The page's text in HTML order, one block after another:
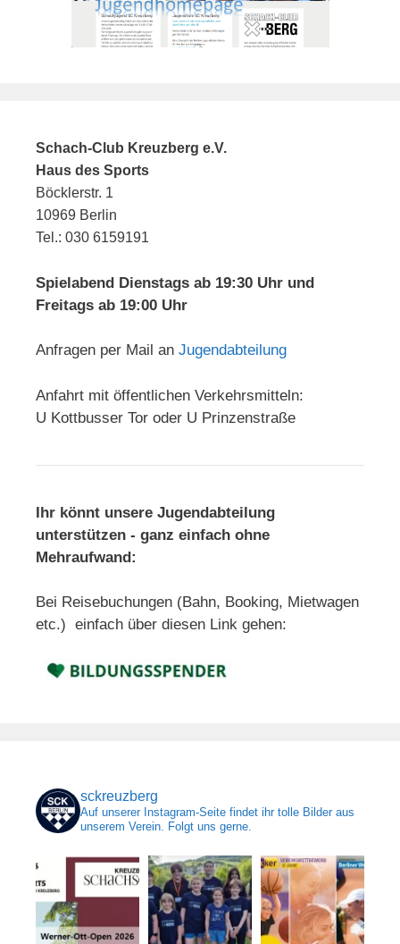
Schach-Club Kreuzberg e.V.
Haus des Sports
Böcklerstr. 1
10969 Berlin
Tel.: 030 6159191
Spielabend Dienstags ab 19:30 Uhr und
Freitags ab 19:00 Uhr
Anfragen per Mail an Jugendabteilung
Anfahrt mit öffentlichen Verkehrsmitteln:
U Kottbusser Tor oder U Prinzenstraße
Ihr könnt unsere Jugendabteilung
unterstützen - ganz einfach ohne
Mehraufwand:
Bei Reisebuchungen (Bahn, Booking, Mietwagen
etc.) einfach über diesen Link gehen:
sckreuzberg
Auf unserer Instagram-Seite findet ihr tolle Bilder aus
unserem Verein. Folgt uns gerne.